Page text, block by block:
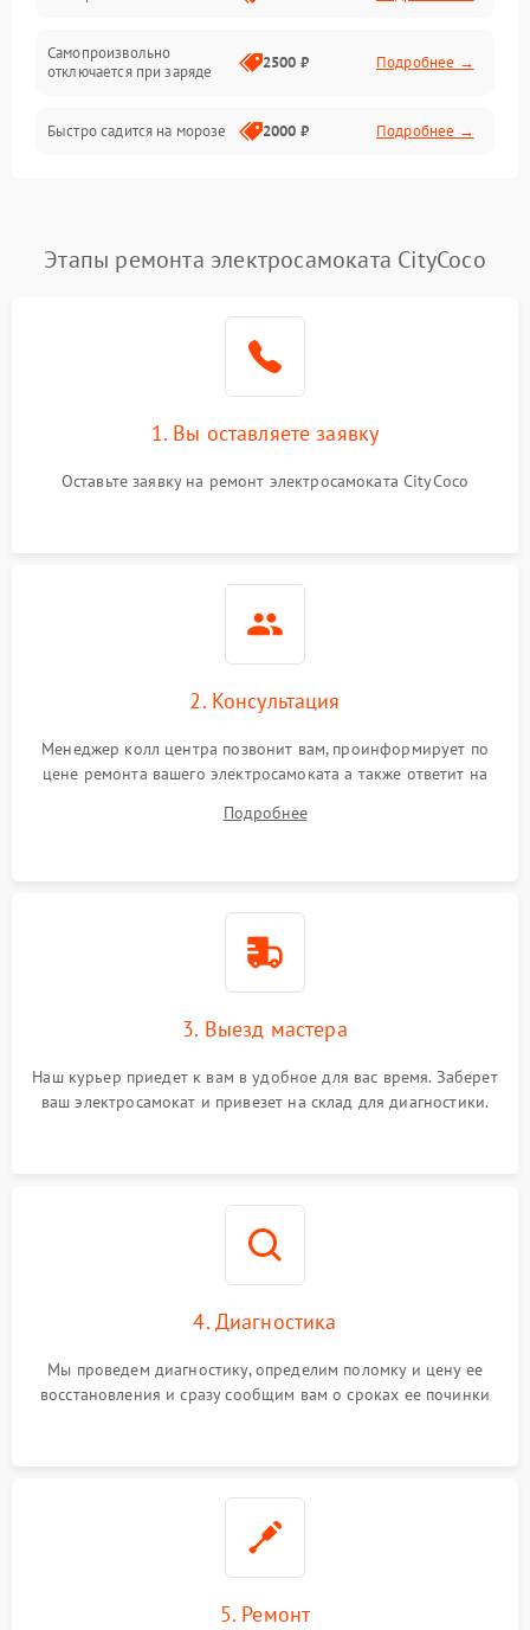
Самопроизвольно
отключается при заряде
2500 ₽ Подробнее →
Быстро садится на морозе 2000 ₽ Подробнее →
Этапы ремонта электросамоката CityCoco
1. Вы оставляете заявку
Оставьте заявку на ремонт электросамоката CityCoco
2. Консультация
Менеджер колл центра позвонит вам, проинформирует по
цене ремонта вашего электросамоката а также ответит на
Подробнее
3. Выезд мастера
Наш курьер приедет к вам в удобное для вас время. Заберет
ваш электросамокат и привезет на склад для диагностики.
4. Диагностика
Мы проведем диагностику, определим поломку и цену ее
восстановления и сразу сообщим вам о сроках ее починки
5. Ремонт